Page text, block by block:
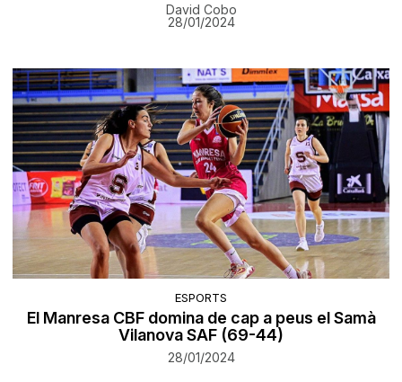
David Cobo
28/01/2024
ESPORTS
El Manresa CBF domina de cap a peus el Samà
Vilanova SAF (69-44)
28/01/2024